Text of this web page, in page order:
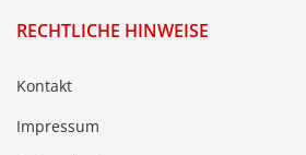
RECHTLICHE HINWEISE
Kontakt
Impressum